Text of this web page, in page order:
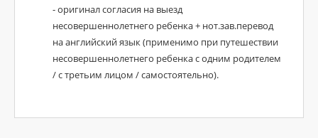
- оригинал согласия на выезд
несовершеннолетнего ребенка + нот.зав.перевод
на английский язык (применимо при путешествии
несовершеннолетнего ребенка с одним родителем
/ с третьим лицом / самостоятельно).